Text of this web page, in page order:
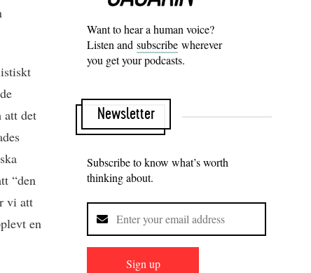
att det
“den
vi att
en
Want to hear a human voice?
Listen and subscribe wherever
you get your podcasts.
Newsletter
Subscribe to know what’s worth
thinking about.
Sign up